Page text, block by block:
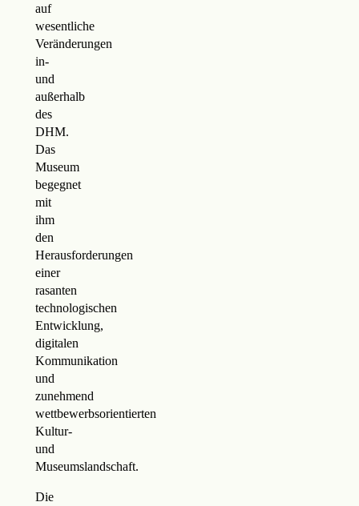
auf
wesentliche
Veränderungen
in-
und
außerhalb
des
DHM.
Das
Museum
begegnet
mit
ihm
den
Herausforderungen
einer
rasanten
technologischen
Entwicklung,
digitalen
Kommunikation
und
zunehmend
wettbewerbsorientierten
Kultur-
und
Museumslandschaft.
Die